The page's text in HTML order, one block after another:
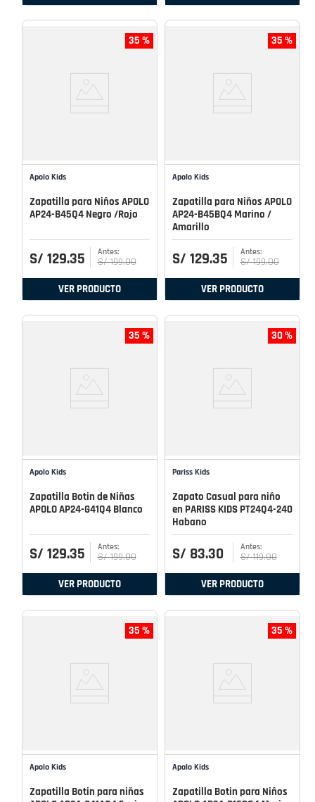
35 %
Apolo Kids
Zapatilla para Niños APOLO
AP24-B45Q4 Negro /Rojo
S/ 129.35 S/ 199.00
VER PRODUCTO
35 %
Apolo Kids
Zapatilla para Niños APOLO
AP24-B45BQ4 Marino /
Amarillo
S/ 129.35 S/ 199.00
VER PRODUCTO
35 %
Apolo Kids
Zapatilla Botin de Niñas
APOLO AP24-G41Q4 Blanco
S/ 129.35 S/ 199.00
VER PRODUCTO
30 %
Pariss Kids
Zapato Casual para niño
en PARISS KIDS PT24Q4-240
Habano
S/ 83.30 S/ 119.00
VER PRODUCTO
35 %
Apolo Kids
Zapatilla Botin para niñas
35 %
Apolo Kids
Zapatilla Botin para Niños